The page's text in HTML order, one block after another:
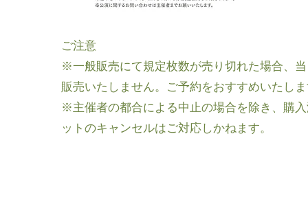
ご注意
※一般販売にて規定枚数が売り切れた場合、
販売いたしません。ご予約をおすすめいたし
※主催者の都合による中止の場合を除き、購
ットのキャンセルはご対応しかねます。